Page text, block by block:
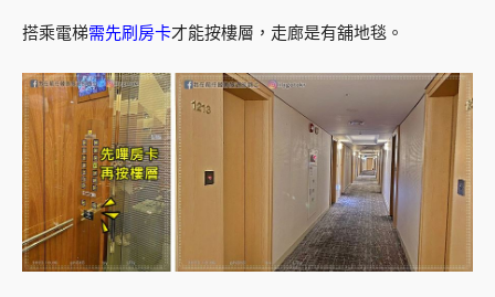
搭乘電梯需先刷房卡才能按樓層，走廊是有舖地毯。